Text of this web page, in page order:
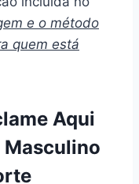
e o método
quem está
Aqui
Masculino